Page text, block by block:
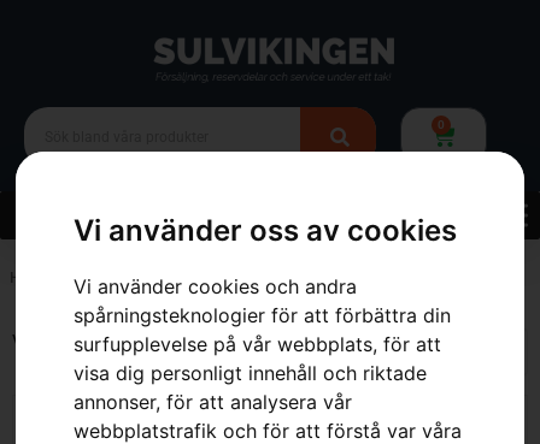
Vi använder oss av cookies
Vi använder cookies och andra
spårningsteknologier för att förbättra din
surfupplevelse på vår webbplats, för att
visa dig personligt innehåll och riktade
annonser, för att analysera vår
webbplatstrafik och för att förstå var våra
0
Hem Webbutik »Batteridrivna Maskiner Batteridrivna Stångsågar
Visar alla 5 resultat